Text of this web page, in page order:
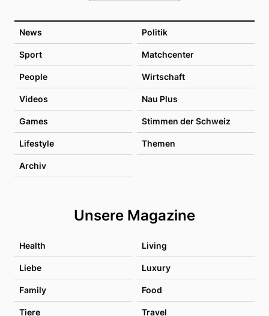
News Politik
Sport Matchcenter
People Wirtschaft
Videos Nau Plus
Games Stimmen der Schweiz
Lifestyle Themen
Archiv
Unsere Magazine
Health Living
Liebe Luxury
Family Food
Tiere Travel